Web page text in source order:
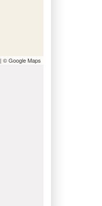
| © Google Maps